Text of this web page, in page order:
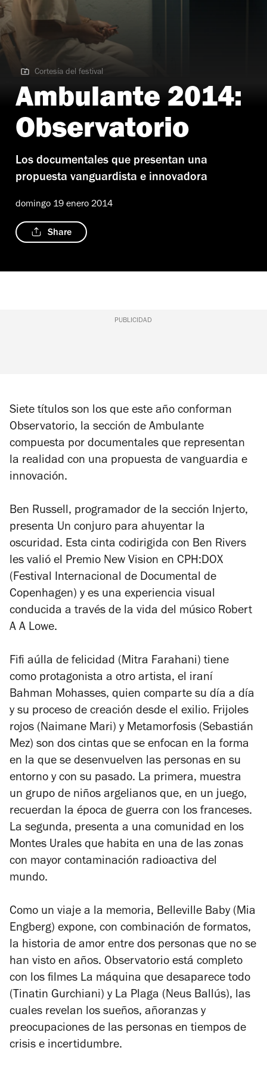
Cortesía del festival | La plaga
Cortesía del festival
Ambulante 2014:
Observatorio
Los documentales que presentan una
propuesta vanguardista e innovadora
domingo 19 enero 2014
Share
PUBLICIDAD
Siete títulos son los que este año conforman
Observatorio, la sección de Ambulante
compuesta por documentales que representan
la realidad con una propuesta de vanguardia e
innovación.
Ben Russell, programador de la sección Injerto,
presenta Un conjuro para ahuyentar la
oscuridad. Esta cinta codirigida con Ben Rivers
les valió el Premio New Vision en CPH:DOX
(Festival Internacional de Documental de
Copenhagen) y es una experiencia visual
conducida a través de la vida del músico Robert
A A Lowe.
Fifi aúlla de felicidad (Mitra Farahani) tiene
como protagonista a otro artista, el iraní
Bahman Mohasses, quien comparte su día a día
y su proceso de creación desde el exilio. Frijoles
rojos (Naimane Mari) yMetamorfosis (Sebastián
Mez) son dos cintas que se enfocan en la forma
en la que se desenvuelven las personas en su
entorno y con su pasado. La primera, muestra
un grupo de niños argelianos que, en un juego,
recuerdan la época de guerra con los franceses.
La segunda, presenta a una comunidad en los
Montes Urales que habita en una de las zonas
con mayor contaminación radioactiva del
mundo.
Como un viaje a la memoria, Belleville Baby(Mia
Engberg) expone, con combinación de formatos,
la historia de amor entre dos personas que no se
han visto en años. Observatorio está completo
con los filmes La máquina que desaparece todo
(Tinatin Gurchiani) y La Plaga (Neus Ballús), las
cuales revelan los sueños, añoranzas y
preocupaciones de las personas en tiempos de
crisis e incertidumbre.